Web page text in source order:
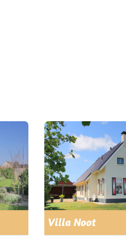
Villa Noot